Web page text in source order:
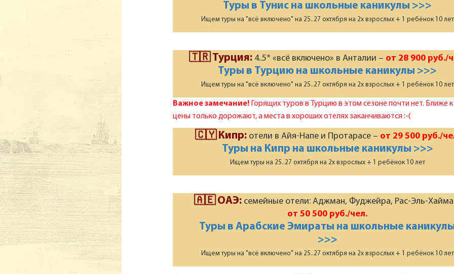
Туры в Тунис на школьные каникулы >>>
Ищем туры на "всё включено" на 25..27 октября на 2х взрослых + 1 ребёнок 10 лет
🇹🇷 Турция: 4..5* «всё включено» в Анталии – от 28 900 руб./
Туры в Турцию на школьные каникулы >>>
Ищем туры на "всё включено" на 25..27 октября на 2х взрослых + 1 ребёнок 10 лет
Важное замечание! Горящих туров в Турцию в этом сезоне почти нет. Ближе
цены только дорожают, а места в хороших отелях заканчиваются :-(
🇨🇾 Кипр:отели в Айя-Напе и Протарасе – от 29 500 руб./
Туры на Кипр на школьные каникулы >>>
Ищем туры на 25..27 октября на 2х взрослых + 1 ребёнок 10 лет
🇦🇪 ОАЭ: семейные отели: Аджман, Фуджейра, Рас-Эль-
от 50 500 руб./чел.
Туры в Арабские Эмираты на школьные
>>>
Ищем туры на "всё включено" на 25..27 октября на 2х взрослых + 1 ребёнок 10 лет